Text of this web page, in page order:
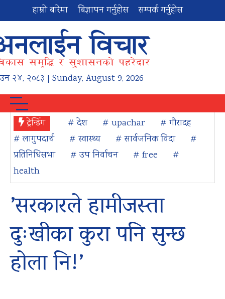
हाम्रो बारेमा बिज्ञापन गर्नुहोस सम्पर्क गर्नुहोस
२४, २०८३ | Sunday, August 9, 2026
ट्रेन्डिंग # देश # upachar
# गौरादह
# लागुपदार्थ
# स्वास्थ्य # सार्वजनिक विदा
#
प्रतिनिधिसभा
# उप निर्वाचन # free
#
health
’सरकारले हामीजस्ता
दुःखीका कुरा पनि सुन्छ
होला नि!’